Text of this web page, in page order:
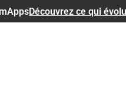
Découvrez ce qui